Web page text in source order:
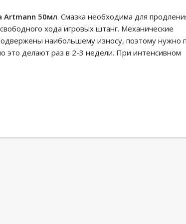
Artmann 50мл. Смазка необходима для
хода игровых штанг. Механические
наибольшему износу, поэтому нужно
это делают раз в 2-3 недели. При интенсивном